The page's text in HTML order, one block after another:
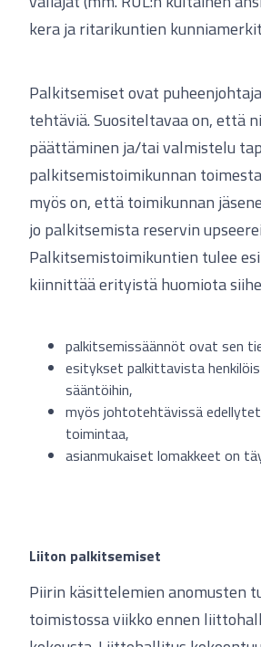
kera ja ritarikuntien
Palkitsemiset ovat
tehtäviä. Suositeltavaa on, että
päättäminen ja/tai valmistelu
palkitsemistoimikunnan
myös on, että toimikunnan
jo palkitsemista reservin
Palkitsemistoimikuntien tulee
kiinnittää erityistä huomiota
palkitsemissäännöt ovat sen
esitykset palkittavista
sääntöihin,
myös johtotehtävissä
toimintaa,
asianmukaiset lomakkeet on
Liiton palkitsemiset
Piirin käsittelemien anomusten
toimistossa viikko ennen